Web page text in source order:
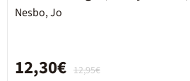
Nesbo, Jo
12,95€
12,30€